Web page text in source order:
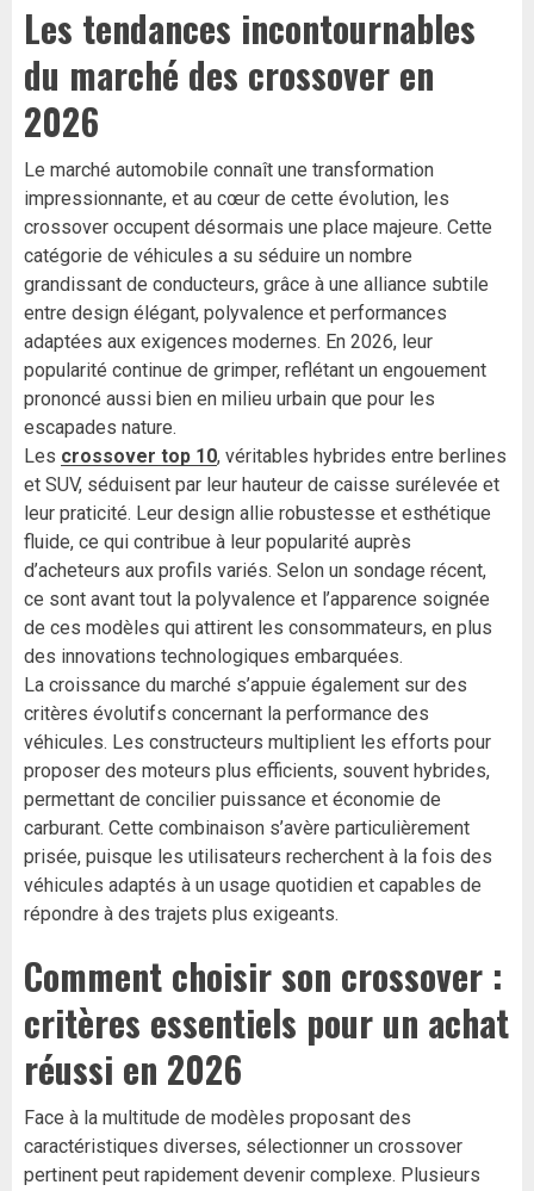
Les tendances incontournables
du marché des crossover en
2026
Le marché automobile connaît une transformation
impressionnante, et au cœur de cette évolution, les
crossover occupent désormais une place majeure. Cette
catégorie de véhicules a su séduire un nombre
grandissant de conducteurs, grâce à une alliance subtile
entre design élégant, polyvalence et performances
adaptées aux exigences modernes. En 2026, leur
popularité continue de grimper, reflétant un engouement
prononcé aussi bien en milieu urbain que pour les
escapades nature.
Les crossover top 10, véritables hybrides entre berlines
et SUV, séduisent par leur hauteur de caisse surélevée et
leur praticité. Leur design allie robustesse et esthétique
fluide, ce qui contribue à leur popularité auprès
d’acheteurs aux profils variés. Selon un sondage récent,
ce sont avant tout la polyvalence et l’apparence soignée
de ces modèles qui attirent les consommateurs, en plus
des innovations technologiques embarquées.
La croissance du marché s’appuie également sur des
critères évolutifs concernant la performance des
véhicules. Les constructeurs multiplient les efforts pour
proposer des moteurs plus efficients, souvent hybrides,
permettant de concilier puissance et économie de
carburant. Cette combinaison s’avère particulièrement
prisée, puisque les utilisateurs recherchent à la fois des
véhicules adaptés à un usage quotidien et capables de
répondre à des trajets plus exigeants.
Comment choisir son crossover :
critères essentiels pour un achat
réussi en 2026
Face à la multitude de modèles proposant des
caractéristiques diverses, sélectionner un crossover
pertinent peut rapidement devenir complexe. Plusieurs